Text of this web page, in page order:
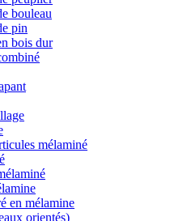
bouleau
pin
bois dur
mélaminé
en mélamine
orientés)